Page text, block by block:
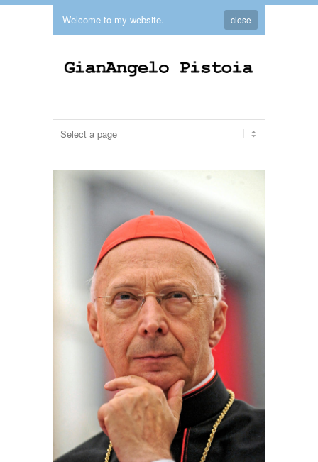
Welcome to my website. close